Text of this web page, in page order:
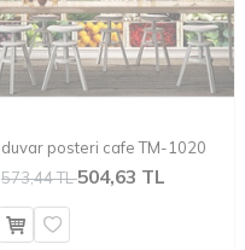
duvar posteri cafe TM-1020
573,44 TL504,63 TL